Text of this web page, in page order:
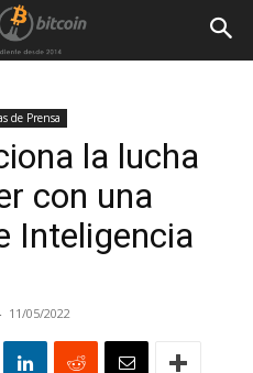
de Prensa
la lucha
con una
Inteligencia
11/05/2022